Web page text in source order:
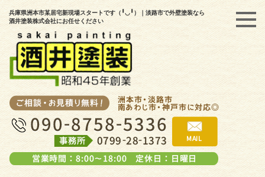
兵庫県洲本市某居宅新現場スタートです（╹◡╹）｜淡路市で外壁塗装なら
酒井塗装株式会社にお任せください